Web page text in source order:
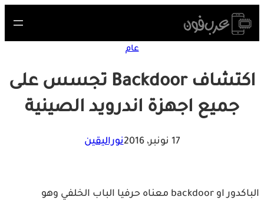
اكتشاف Backdoor تجسس على
جميع اجهزة اندرويد الصينية
نوراليقين
الباكدور او backdoor معناه حرفيا الباب الخلفي وهو